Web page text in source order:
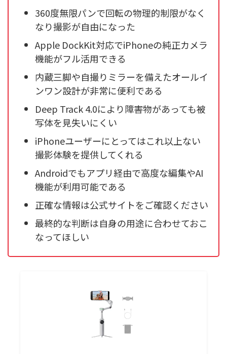
360度無限パンで回転の物理的制限がなく
なり撮影が自由になった
Apple DockKit対応でiPhoneの純正カメラ
機能がフル活用できる
内蔵三脚や自撮りミラーを備えたオールイ
ンワン設計が非常に便利である
Deep Track 4.0により障害物があっても被
写体を見失いにくい
iPhoneユーザーにとってはこれ以上ない
撮影体験を提供してくれる
Androidでもアプリ経由で高度な編集やAI
機能が利用可能である
正確な情報は公式サイトをご確認ください
最終的な判断は自身の用途に合わせておこ
なってほしい